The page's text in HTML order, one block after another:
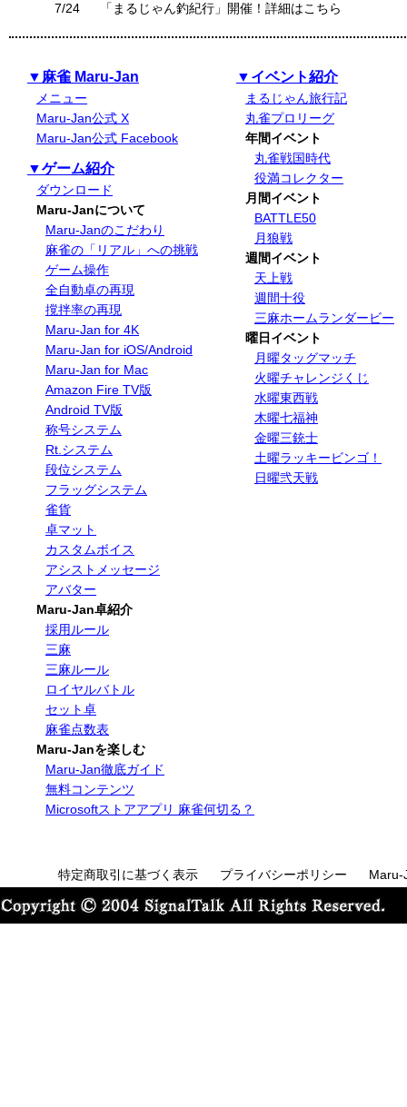
7/24
「まるじゃん釣紀行」開催！詳細はこちら
▼麻雀 Maru-Jan
メニュー
Maru-Jan公式 X
Maru-Jan公式 Facebook
▼ゲーム紹介
ダウンロード
Maru-Janについて
Maru-Janのこだわり
麻雀の「リアル」への挑戦
ゲーム操作
全自動卓の再現
撹拌率の再現
Maru-Jan for 4K
Maru-Jan for iOS/Android
Maru-Jan for Mac
Amazon Fire TV版
Android TV版
称号システム
Rt.システム
段位システム
フラッグシステム
雀貨
卓マット
カスタムボイス
アシストメッセージ
アバター
Maru-Jan卓紹介
採用ルール
三麻
三麻ルール
ロイヤルバトル
セット卓
麻雀点数表
Maru-Janを楽しむ
Maru-Jan徹底ガイド
無料コンテンツ
Microsoftストアアプリ 麻雀何切る？
▼イベント紹介
まるじゃん旅行記
丸雀プロリーグ
年間イベント
丸雀戦国時代
役満コレクター
月間イベント
BATTLE50
月狼戦
週間イベント
天上戦
週間十役
三麻ホームランダービー
曜日イベント
月曜タッグマッチ
火曜チャレンジくじ
水曜東西戦
木曜七福神
金曜三銃士
土曜ラッキービンゴ！
日曜弐天戦
特定商取引に基づく表示 プライバシーポリシー Maru-